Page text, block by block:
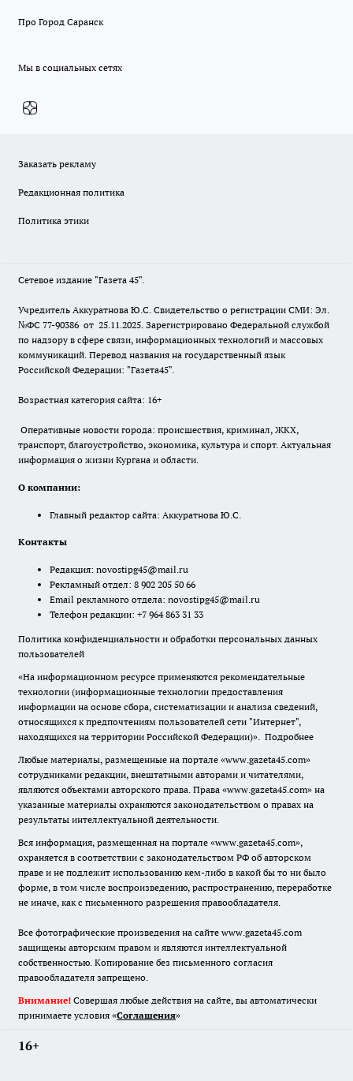
Про Город Саранск
Мы в социальных сетях
Заказать рекламу
Редакционная политика
Политика этики
Сетевое издание "Газета 45".
Учредитель Аккуратнова Ю.С. Свидетельство о регистрации СМИ: Эл.
№ФС 77-90386 от 25.11.2025. Зарегистрировано Федеральной службой
по надзору в сфере связи, информационных технологий и массовых
коммуникаций. Перевод названия на государственный язык
Российской Федерации: "Газета45".
Возрастная категория сайта: 16+
Оперативные новости города: происшествия, криминал, ЖКХ,
транспорт, благоустройство, экономика, культура и спорт. Актуальная
информация о жизни Кургана и области.
О компании:
Главный редактор сайта: Аккуратнова Ю.С.
Контакты
Редакция: novostipg45@mail.ru
Рекламный отдел: 8 902 205 50 66
Email рекламного отдела: novostipg45@mail.ru
Телефон редакции: +7 964 863 31 33
Политика конфиденциальности и обработки персональных данных
пользователей
«На информационном ресурсе применяются рекомендательные
технологии (информационные технологии предоставления
информации на основе сбора, систематизации и анализа сведений,
относящихся к предпочтениям пользователей сети "Интернет",
находящихся на территории Российской Федерации)». Подробнее
Любые материалы, размещенные на портале «www.gazeta45.com»
сотрудниками редакции, внештатными авторами и читателями,
являются объектами авторского права. Права «www.gazeta45.com» на
указанные материалы охраняются законодательством о правах на
результаты интеллектуальной деятельности.
Вся информация, размещенная на портале «www.gazeta45.com»,
охраняется в соответствии с законодательством РФ об авторском
праве и не подлежит использованию кем-либо в какой бы то ни было
форме, в том числе воспроизведению, распространению, переработке
не иначе, как с письменного разрешения правообладателя.
Все фотографические произведения на сайте www.gazeta45.com
защищены авторским правом и являются интеллектуальной
собственностью. Копирование без письменного согласия
правообладателя запрещено.
Внимание! Совершая любые действия на сайте, вы автоматически
принимаете условия «Cоглашения»
16+